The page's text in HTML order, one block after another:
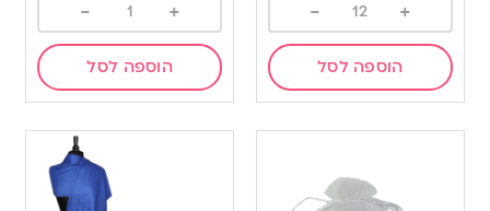
+
-
הוספה לסל
+
-
הוספה לסל